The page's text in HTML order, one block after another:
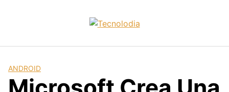
ANDROID